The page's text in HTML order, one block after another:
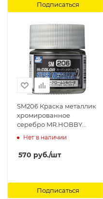
Подписаться
SM206 Краска металлик
хромированное
серебро MR.HOBBY
10мл Super Chrome Silver
Нет в наличии
570 руб./шт
Подписаться